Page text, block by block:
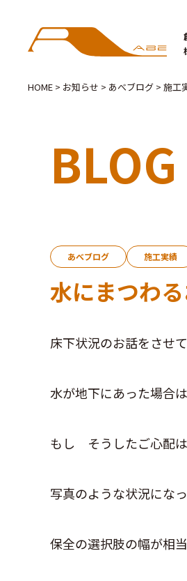
HOME > お知らせ > あべブログ > 施工
BLOG
あべブログ 施工実績
水にまつわ
床下状況のお話をさせ
水が地下にあった場合
もし そうしたご心配
写真のような状況にな
保全の選択肢の幅が相